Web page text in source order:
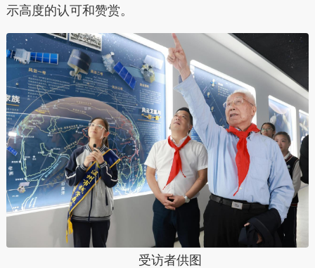
示高度的认可和赞赏。
受访者供图